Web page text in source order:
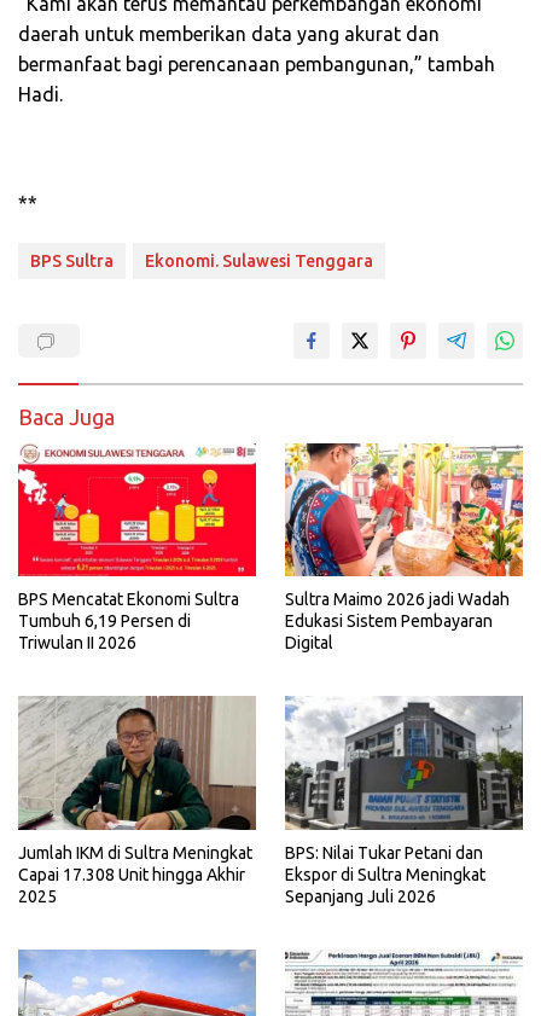
daerah untuk memberikan data yang akurat dan
bermanfaat bagi perencanaan pembangunan,” tambah
Hadi.
**
BPS Sultra Ekonomi. Sulawesi Tenggara
Baca Juga
BPS Mencatat Ekonomi Sultra
Tumbuh 6,19 Persen di
Triwulan II 2026
Sultra Maimo 2026 jadi Wadah
Edukasi Sistem Pembayaran
Digital
Jumlah IKM di Sultra Meningkat
Capai 17.308 Unit hingga Akhir
2025
BPS: Nilai Tukar Petani dan
Ekspor di Sultra Meningkat
Sepanjang Juli 2026